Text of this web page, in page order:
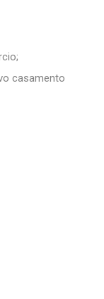
casamento